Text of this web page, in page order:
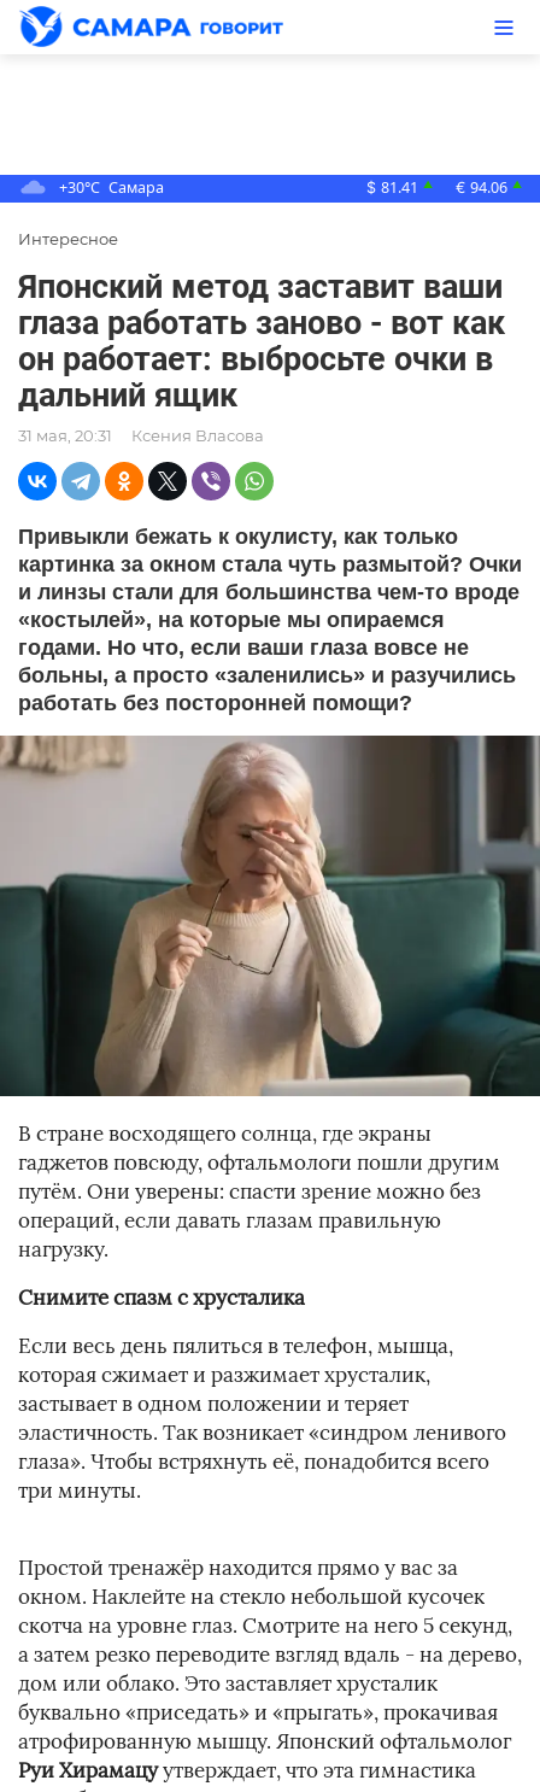
+30°C Самара $ 81.41 ▲ € 94.06 ▲
Интересное
Японский метод заставит ваши
глаза работать заново - вот как
он работает: выбросьте очки в
дальний ящик
31 мая, 20:31 Ксения Власова
Привыкли бежать к окулисту, как только
картинка за окном стала чуть размытой? Очки
и линзы стали для большинства чем-то вроде
«костылей», на которые мы опираемся
годами. Но что, если ваши глаза вовсе не
больны, а просто «заленились» и разучились
работать без посторонней помощи?
В стране восходящего солнца, где экраны
гаджетов повсюду, офтальмологи пошли другим
путём. Они уверены: спасти зрение можно без
операций, если давать глазам правильную
нагрузку.
Снимите спазм с хрусталика
Если весь день пялиться в телефон, мышца,
которая сжимает и разжимает хрусталик,
застывает в одном положении и теряет
эластичность. Так возникает «синдром ленивого
глаза». Чтобы встряхнуть её, понадобится всего
три минуты.
Простой тренажёр находится прямо у вас за
окном. Наклейте на стекло небольшой кусочек
скотча на уровне глаз. Смотрите на него 5 секунд,
а затем резко переводите взгляд вдаль - на дерево,
дом или облако. Это заставляет хрусталик
буквально «приседать» и «прыгать», прокачивая
атрофированную мышцу. Японский офтальмолог
Руи Хирамацуутверждает, что эта гимнастика